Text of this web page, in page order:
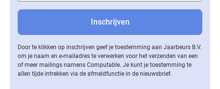
Door te klikken op inschrijven geef je toestemming aan Jaarbeurs B.V.
om je naam en e-mailadres te verwerken voor het verzenden van een
of meer mailings namens Computable. Je kunt je toestemming te
allen tijde intrekken via de af­meld­func­tie in de nieuwsbrief.